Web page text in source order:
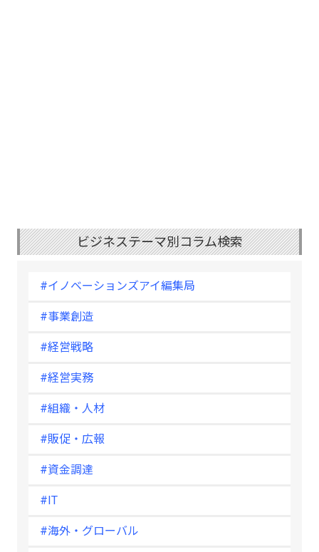
ビジネステーマ別コラム検索
#イノベーションズアイ編集局
#事業創造
#経営戦略
#経営実務
#組織・人材
#販促・広報
#資金調達
#IT
#海外・グローバル